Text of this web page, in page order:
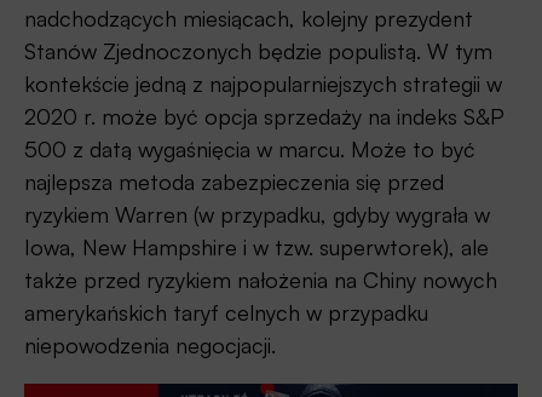
nadchodzących miesiącach, kolejny prezydent
Stanów Zjednoczonych będzie populistą. W tym
kontekście jedną z najpopularniejszych strategii w
2020 r. może być opcja sprzedaży na indeks S&P
500 z datą wygaśnięcia w marcu. Może to być
najlepsza metoda zabezpieczenia się przed
ryzykiem Warren (w przypadku, gdyby wygrała w
Iowa, New Hampshire i w tzw. superwtorek), ale
także przed ryzykiem nałożenia na Chiny nowych
amerykańskich taryf celnych w przypadku
niepowodzenia negocjacji.